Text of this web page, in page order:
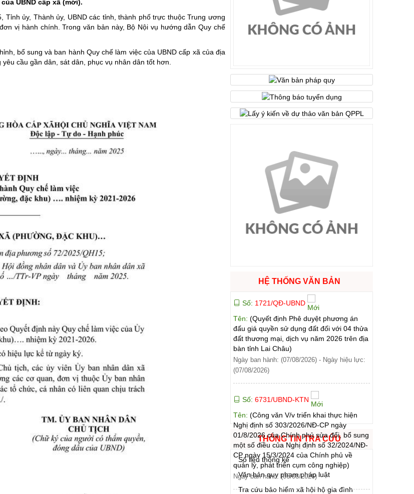
sáng tạo và chuyển đổi số
2024
tuyến “Tìm hiểu về học tập và làm theo tư tưởng, đạo đức, phong cách Hồ Chí Minh”
Hệ thống chính trị
chí cách mạng Việt Nam (21/6/1925 - 21/6/2025)
đạo đức, phong cách Hồ Chí Minh
Đưa nghị quyết của Đảng vào cuộc sống
Bầu cử đại biểu Quốc hội khóa XVI và đại biểu Hội đồng nhân dân các cấp nhiệm kỳ 2026 - 2031
Thông tin biên giới
Người Việt Nam ưu tiên dùng hàng Việt Nam
Điểm báo
Phóng sự ảnh
biểu hội đồng nhân dân tỉnh lai châu
và người
thực
UBND cấp xã (mới).
Tỉnh ủy, Thành ủy, UBND các tỉnh, thành phố trực thuộc Trung ương
vị hành chính. Trong văn bản này, Bộ Nội vụ hướng dẫn Quy chế
bổ sung và ban hành Quy chế làm việc của UBND cấp xã của địa
cầu gần dân, sát dân, phục vụ nhân dân tốt hơn.
HỆ THỐNG VĂN BẢN
Số: 1721/QĐ-UBND
Tên: (Quyết định Phê duyệt phương án
đấu giá quyền sử dụng đất đối với 04 thửa
đất thương mại, dịch vụ năm 2026 trên địa
bàn tỉnh Lai Châu)
Ngày ban hành: (07/08/2026) - Ngày hiệu lực:
(07/08/2026)
Số: 6731/UBND-KTN
Tên: (Công văn V/v triển khai thực hiện
Nghị định số 303/2026/NĐ-CP ngày
01/8/2026 của Chính phủ sửa đổi, bổ sung
một số điều của Nghị định số 32/2024/NĐ-
CP ngày 15/3/2024 của Chính phủ về
quản lý, phát triển cụm công nghiệp)
Ngày ban hành: (06/08/2026)
THÔNG TIN TRA CỨU
Số liệu thống kê
Văn bản quy phạm pháp luật
Tra cứu bảo hiểm xã hội hộ gia đình